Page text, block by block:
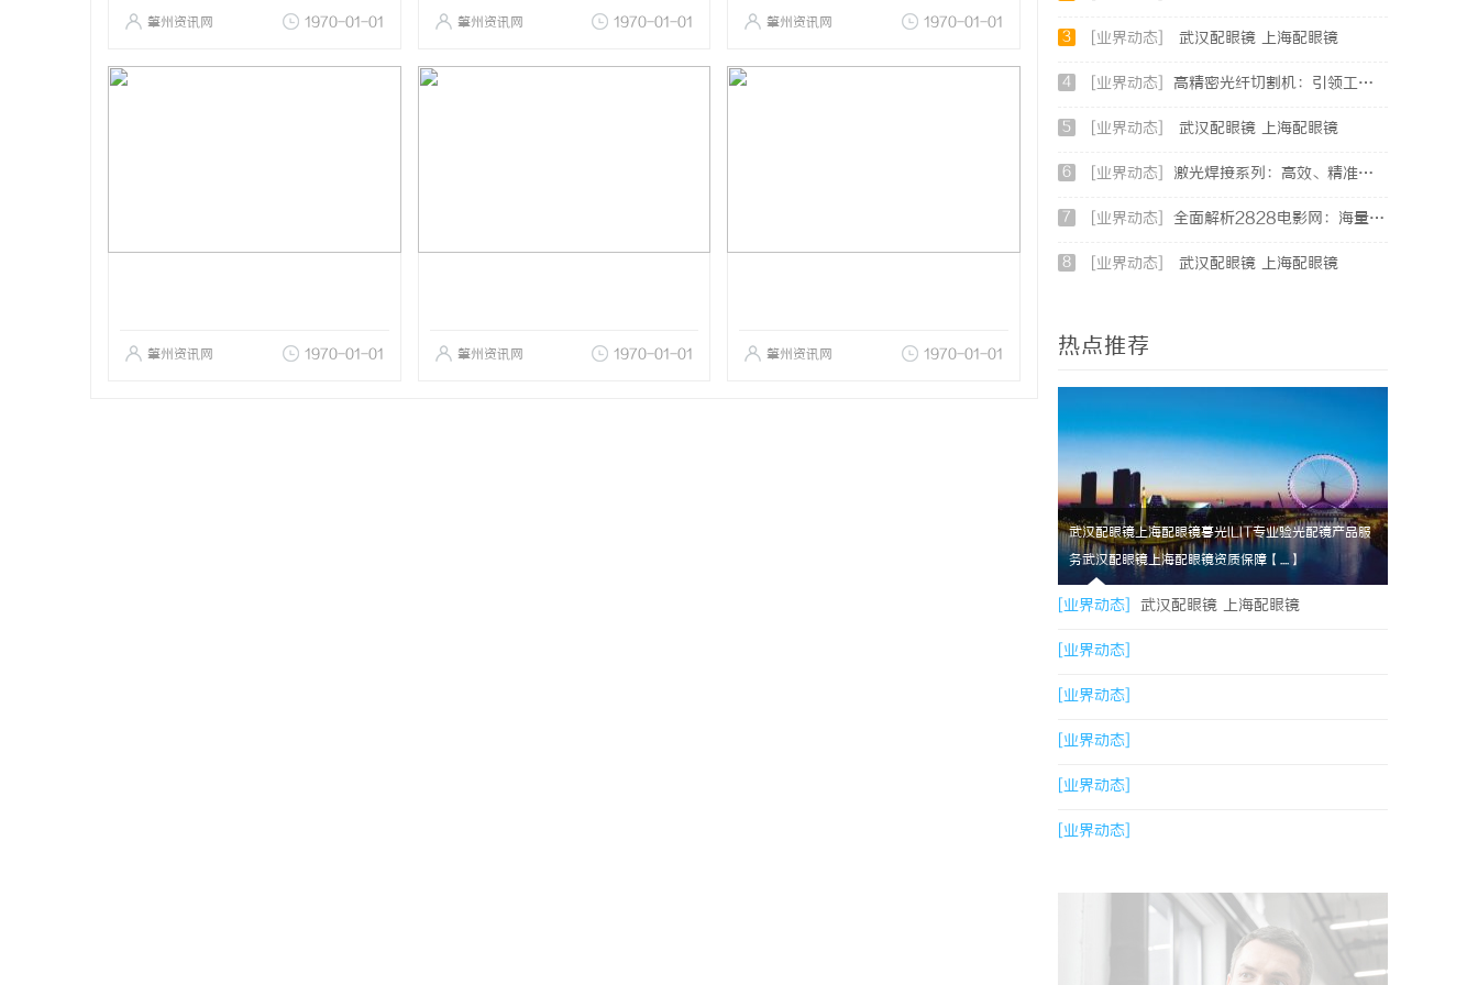
肇州资讯网 1970-01-01 肇州资讯网 1970-01-01 肇州资讯网 1970-01-01
肇州资讯网 1970-01-01 肇州资讯网 1970-01-01 肇州资讯网 1970-01-01
3 [业界动态] 武汉配眼镜 上海配眼镜
4 [业界动态] 高精密光纤切割机：引领工业制造新时代的利器
5 [业界动态] 武汉配眼镜 上海配眼镜
6 [业界动态] 激光焊接系列：高效、精准及环保的制造解决方案
7 [业界动态] 全面解析2828电影网：海量影视资源的优质观看平台
8 [业界动态] 武汉配眼镜 上海配眼镜
热点推荐
武汉配眼镜上海配眼镜暮光ILIT专业验光配镜产品服
务武汉配眼镜上海配眼镜资质保障【....】
[业界动态] 武汉配眼镜 上海配眼镜
[业界动态]
[业界动态]
[业界动态]
[业界动态]
[业界动态]